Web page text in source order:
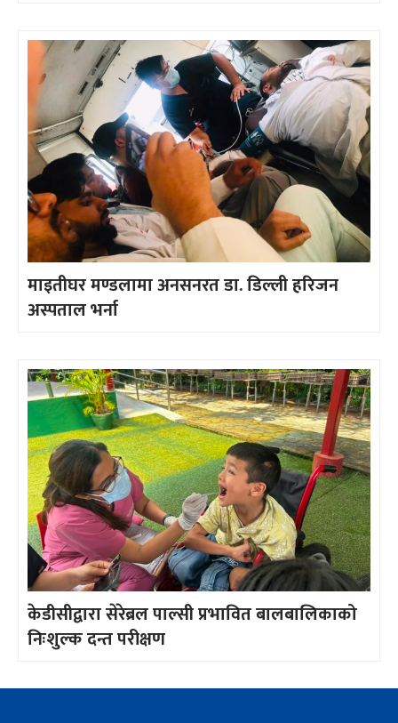
माइतीघर मण्डलामा अनसनरत डा. डिल्ली हरिजन
अस्पताल भर्ना
केडीसीद्वारा सेरेब्रल पाल्सी प्रभावित बालबालिकाको
निःशुल्क दन्त परीक्षण